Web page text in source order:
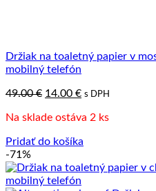
Držiak na toaletný papier v
mobilný telefón
49.00€ Pôvodná
bola:
14.00 €Aktuálna
je:
s DPH
Na sklade ostáva 2 ks
Pridať do košíka
-71%